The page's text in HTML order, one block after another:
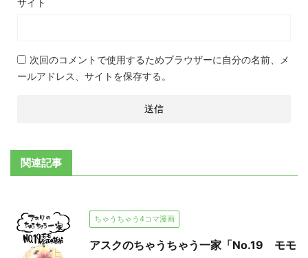
サイト
次回のコメントで使用するためブラウザーに自分の名前、メ
ールアドレス、サイトを保存する。
関連記事
ちゃうちゃう4コマ漫画
アスクのちゃうちゃう一家「No.19 モモ